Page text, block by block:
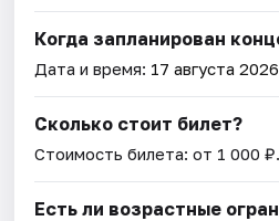
Когда запланирован
Дата и время: 17 августа 2026
Сколько стоит билет?
Стоимость билета: от 1 000 ₽.
Есть ли возрастные